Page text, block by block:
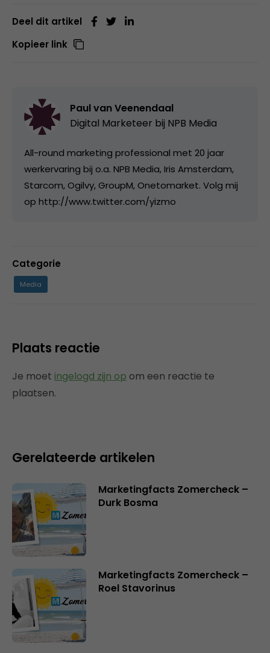
Deel dit artikel
Kopieer link
Paul van Veenendaal
Digital Marketeer bij NPB Media
All-round marketing professional met 20 jaar
werkervaring bij o.a. NPB Media, Iris Amsterdam,
Starcom, Ogilvy, GroupM, Onetomarket. Volg mij
op http://www.twitter.com/yizmo
Categorie
Media
Plaats reactie
Je moet ingelogd zijn op om een reactie te
plaatsen.
Gerelateerde artikelen
Marketingfacts Zomercheck –
Durk Bosma
Marketingfacts Zomercheck –
Roel Stavorinus